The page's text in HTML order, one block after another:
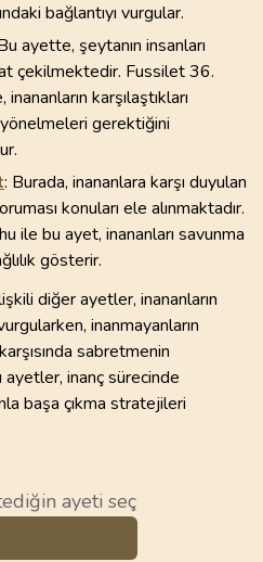
bağlantıyı vurgular.
ayette, şeytanın insanları
çekilmektedir. Fussilet 36.
karşılaştıkları
gerektiğini
: Burada, inananlara karşı duyulan
konuları ele alınmaktadır.
ile bu ayet, inananları savunma
gösterir.
diğer ayetler, inananların
inanmayanların
sabretmenin
inanç sürecinde
başa çıkma stratejileri
ayeti seç